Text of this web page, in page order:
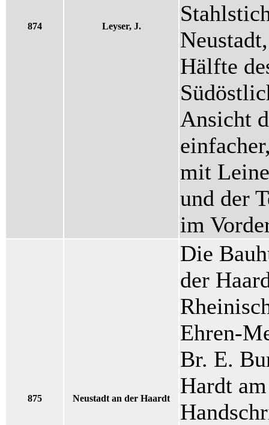
874 Leyser, J.
Hälfte
Ansicht
mit
und der
im
875 Neustadt an der Haardt
Die
der
Ehren-
Br. E.
Hardt